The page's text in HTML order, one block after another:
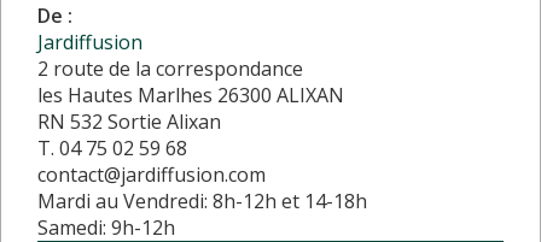
De :
Jardiffusion
2 route de la correspondance
les Hautes Marlhes 26300 ALIXAN
RN 532 Sortie Alixan
T. 04 75 02 59 68
contact@jardiffusion.com
Mardi au Vendredi: 8h-12h et 14-18h
Samedi: 9h-12h